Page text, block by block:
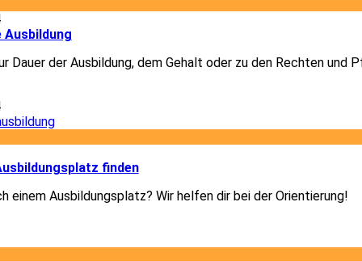
Ausbildung
Dauer der Ausbildung, dem Gehalt oder zu den Rechten und
finden
einem Ausbildungsplatz? Wir helfen dir bei der Orientierung!